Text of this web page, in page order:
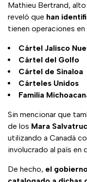
Mathieu Bertrand,
reveló que han
tienen operaciones en
Cártel Jalisco
Cártel del Golfo
Cártel de Sinaloa
Cárteles Unidos
Familia
Sin mencionar que
de los Mara
utilizando a Canadá
involucrado al país
De hecho, el